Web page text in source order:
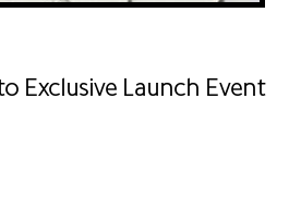
Exclusive Launch Event